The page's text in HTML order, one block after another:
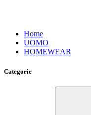
Home
UOMO
HOMEWEAR
Categorie